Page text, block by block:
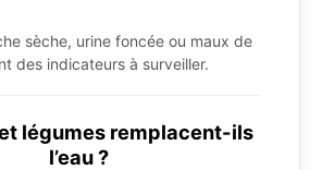
sèche, urine foncée ou maux de
des indicateurs à surveiller.
légumes remplacent-ils
l’eau ?